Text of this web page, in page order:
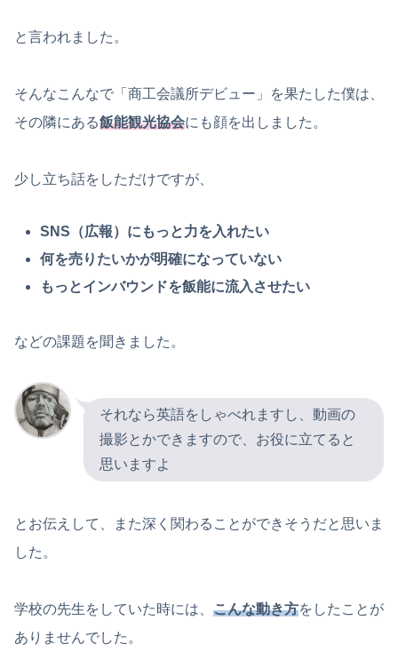
と言われました。
そんなこんなで「商工会議所デビュー」を果たした僕は、
その隣にある飯能観光協会にも顔を出しました。
少し立ち話をしただけですが、
SNS（広報）にもっと力を入れたい
何を売りたいかが明確になっていない
もっとインバウンドを飯能に流入させたい
などの課題を聞きました。
それなら英語をしゃべれますし、動画の
撮影とかできますので、お役に立てると
思いますよ
とお伝えして、また深く関わることができそうだと思いま
した。
学校の先生をしていた時には、 こんな動き方をしたことが
ありませんでした。